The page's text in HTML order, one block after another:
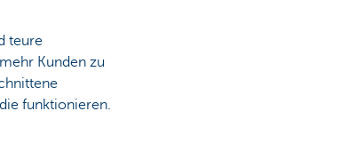
teure
Kunden zu
funktionieren.